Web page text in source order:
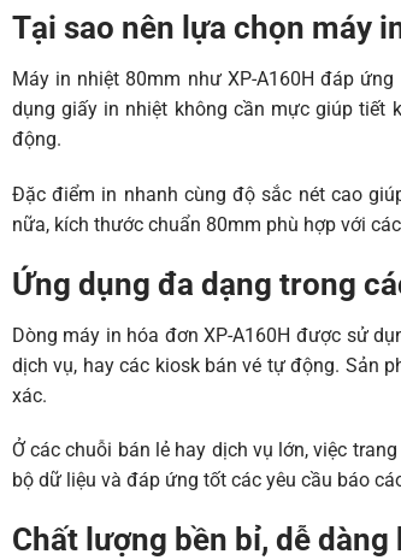
Tại sao nên lựa chọn máy
Máy in nhiệt 80mm như XP-A160H đáp
dụng giấy in nhiệt không cần mực giúp tiết
động.
Đặc điểm in nhanh cùng độ sắc nét cao
nữa, kích thước chuẩn 80mm phù hợp với
Ứng dụng đa dạng trong
Dòng máy in hóa đơn XP-A160H được sử
dịch vụ, hay các kiosk bán vé tự động. Sản
xác.
Ở các chuỗi bán lẻ hay dịch vụ lớn, việc
bộ dữ liệu và đáp ứng tốt các yêu cầu báo
Chất lượng bền bỉ, dễ dàng